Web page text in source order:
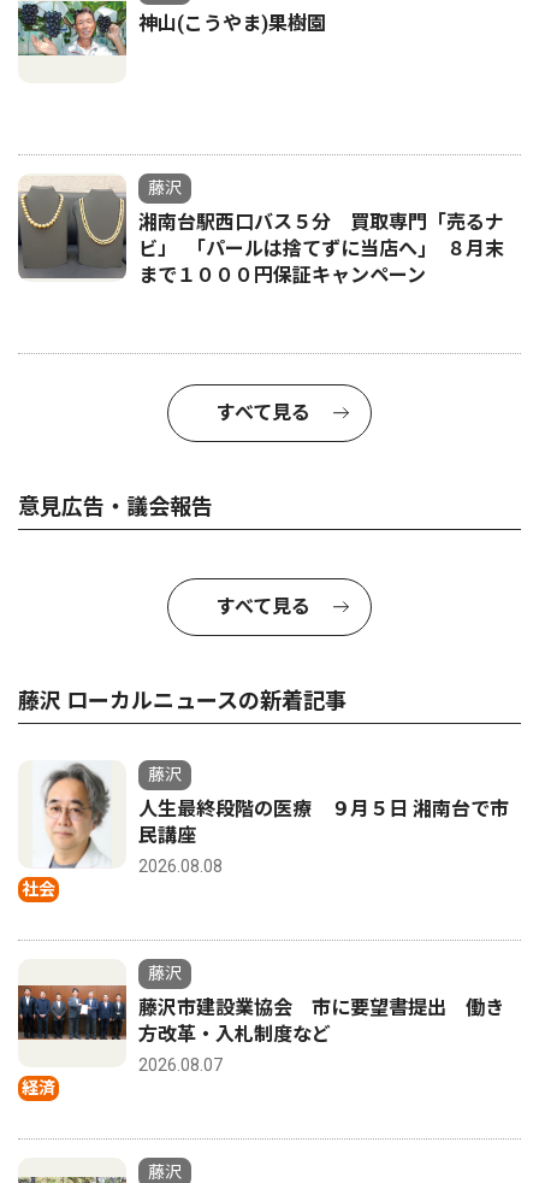
神山(こうやま)果樹園
藤沢
湘南台駅西口バス５分 買取専門「売るナ
ビ」 ｢パールは捨てずに当店へ｣ ８月末
まで１０００円保証キャンペーン
すべて見る
意見広告・議会報告
すべて見る
藤沢 ローカルニュースの新着記事
社会
藤沢
人生最終段階の医療 ９月５日 湘南台で市
民講座
2026.08.08
経済
藤沢
藤沢市建設業協会 市に要望書提出 働き
方改革・入札制度など
2026.08.07
藤沢